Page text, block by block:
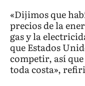
«Dijimos que
precios de la
gas y la
que Estados
competir, así
toda costa»,